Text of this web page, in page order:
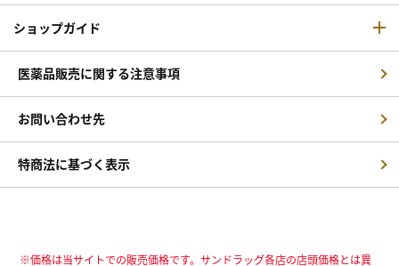
ショップガイド
医薬品販売に関する注意事項
お問い合わせ先
特商法に基づく表示
※価格は当サイトでの販売価格です。サンドラッグ各店の店頭価格とは異